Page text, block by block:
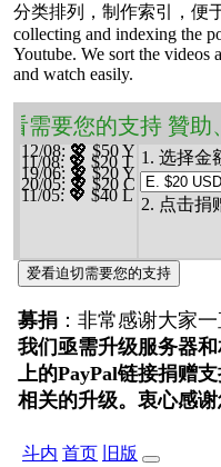
分类排列，制作索引，便
collecting and indexing the
Youtube. We sort the videos
and watch easily.
愛看需要您的支持
12/08: 💖 $50 Y
11/08: 💖 $20 T
19/06: 💖 $20 Y
20/05: 💖 $20 C
11/05: 💖 $40 L
1. 选择金
2. 点击捐
爱看迫切需要您的支持
募捐 ：非常感谢大家
我们亟需升级服务器
上的PayPal链接捐赠
相关的升级。衷心感谢
斗内 首页 旧版